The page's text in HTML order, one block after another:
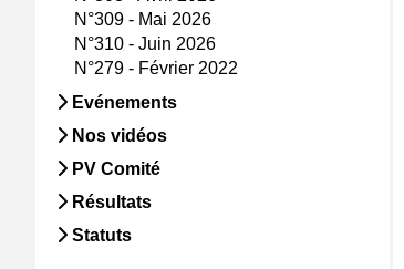
N°309 - Mai 2026
N°310 - Juin 2026
N°279 - Février 2022
Evénements
Nos vidéos
PV Comité
Résultats
Statuts